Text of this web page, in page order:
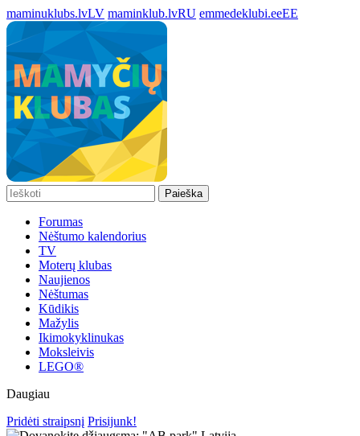
maminuklubs.lvLV maminklub.lvRU emmedeklubi.eeEE
Paieška
Forumas
Nėštumo kalendorius
TV
Moterų klubas
Naujienos
Nėštumas
Kūdikis
Mažylis
Ikimokyklinukas
Moksleivis
LEGO®
Daugiau
Pridėti straipsnį Prisijunk!